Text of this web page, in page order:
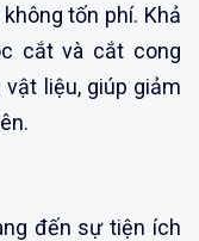
tốn phí. Khả
cắt và cắt cong
liệu, giúp giảm
đến sự tiện ích